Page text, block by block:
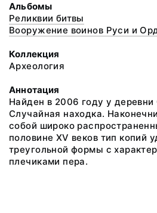
Альбомы
Реликвии битвы
Вооружение воинов Руси и
Коллекция
Археология
Аннотация
Найден в 2006 году у деревни
Случайная находка.
собой широко
половине XV веков тип копий
треугольной формы с
плечиками пера.